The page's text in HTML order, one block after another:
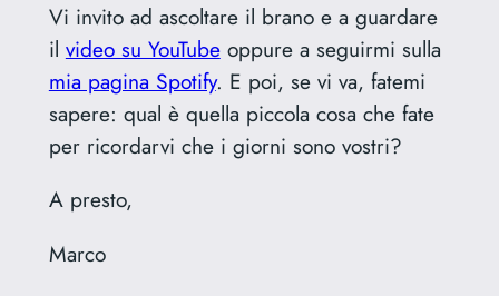
Vi invito ad ascoltare il brano e a guardare
il video su YouTubeoppure a seguirmi sulla
mia pagina Spotify. E poi, se vi va, fatemi
sapere: qual è quella piccola cosa che fate
per ricordarvi che i giorni sono vostri?
A presto,
Marco